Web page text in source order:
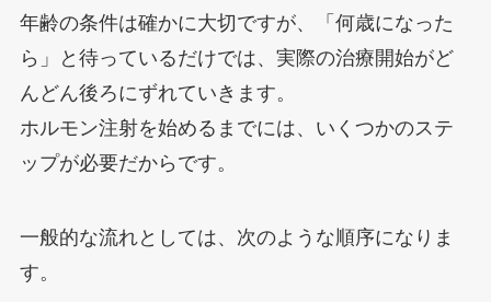
年齢の条件は確かに大切ですが、「何歳になった
ら」と待っているだけでは、実際の治療開始がど
んどん後ろにずれていきます。
ホルモン注射を始めるまでには、いくつかのステ
ップが必要だからです。
一般的な流れとしては、次のような順序になりま
す。